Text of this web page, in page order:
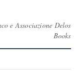
e Associazione Delos
Books